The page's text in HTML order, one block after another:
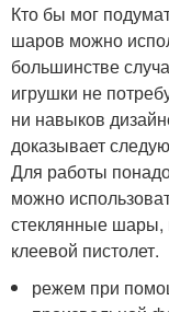
Кто бы мог
шаров можно
большинстве
игрушки не
ни навыков
доказывает
Для работы
можно
стеклянные шары,
клеевой пистолет.
режем при